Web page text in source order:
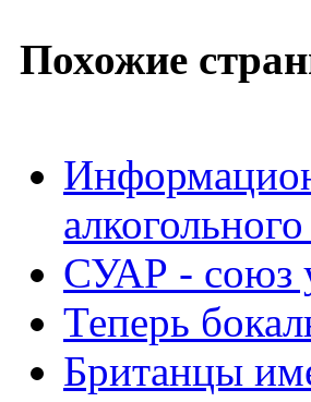
Похожие
СУАР - союз
Теперь
Британцы